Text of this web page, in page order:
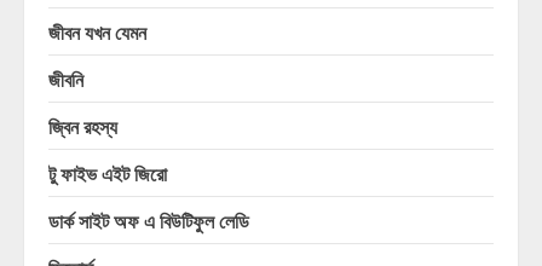
জীবন যখন যেমন
জীবনি
জ্বিন রহস্য
টু ফাইভ এইট জিরো
ডার্ক সাইট অফ এ বিউটিফুল লেডি